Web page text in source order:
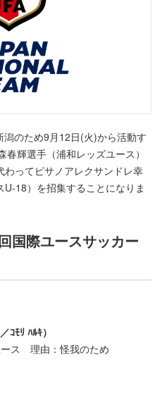
のため9月12日(火)から活動す
輝選手（浦和レッズユース）
ってピサノアレクサンドレ幸
18）を招集することになりま
国際ユースサッカー
ﾓﾘ ﾊﾙｷ）
ス 理由：怪我のため